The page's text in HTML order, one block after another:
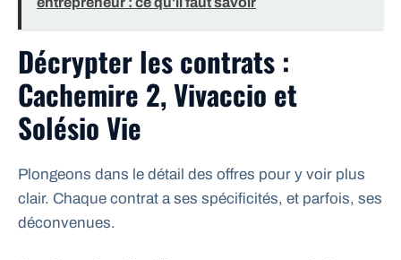
Décrypter les contrats :
Cachemire 2, Vivaccio et
Solésio Vie
Plongeons dans le détail des offres pour y voir plus
clair. Chaque contrat a ses spécificités, et parfois, ses
déconvenues.